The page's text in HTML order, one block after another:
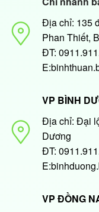
Địa chỉ: 135
Phan Thiết,
ĐT:
VP BÌNH
Địa chỉ: Đại
Dương
ĐT:
VP ĐỒNG